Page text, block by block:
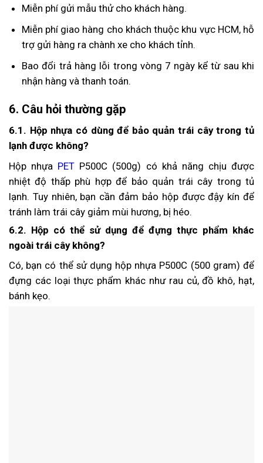
Miễn phí gửi mẫu thử cho khách hàng.
Miễn phí giao hàng cho khách thuộc khu vực HCM, hỗ
trợ gửi hàng ra chành xe cho khách tỉnh.
Bao đổi trả hàng lỗi trong vòng 7 ngày kể từ sau khi
nhận hàng và thanh toán.
6. Câu hỏi thường gặp
6.1. Hộp nhựa có dùng để bảo quản trái cây trong tủ
lạnh được không?
Hộp nhựa PET P500C (500g) có khả năng chịu được
nhiệt độ thấp phù hợp để bảo quản trái cây trong tủ
lạnh. Tuy nhiên, bạn cần đảm bảo hộp được đậy kín để
tránh làm trái cây giảm mùi hương, bị héo.
6.2. Hộp có thể sử dụng để đựng thực phẩm khác
ngoài trái cây không?
Có, bạn có thể sử dụng hộp nhựa P500C (500 gram) để
đựng các loại thực phẩm khác như rau củ, đồ khô, hạt,
bánh kẹo.